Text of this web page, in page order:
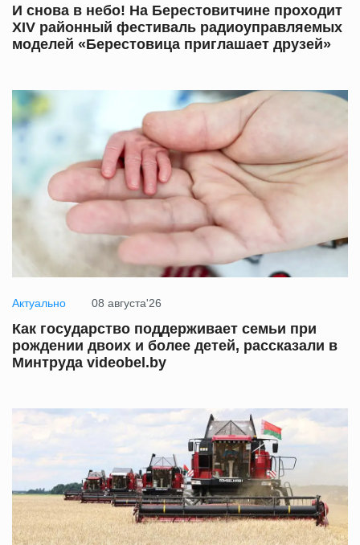
И снова в небо! На Берестовитчине проходит
XIV районный фестиваль радиоуправляемых
моделей «Берестовица приглашает друзей»
Актуально 08 августа'26
Как государство поддерживает семьи при
рождении двоих и более детей, рассказали в
Минтруда videobel.by